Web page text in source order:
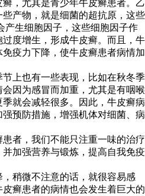
，尤其是青少年牛皮癣患者。乙
产物，就是细菌的超抗原，这些
产生细胞因子，这些细胞因子作
度增生，形成牛皮癣。而且，牛
疫力下降，使牛皮癣患者病情加
上也有一些表现，比如在秋冬季
因为感冒而加重，尤其是有咽喉
就会减轻很多。因此，牛皮癣病
预防措施，增强机体对细菌、病
者，我们不能只注重一味的治疗
加强营养与锻炼，提高自我免疫
稍微不注意的话，就很容易感
癣患者的病情也会发生着巨大的